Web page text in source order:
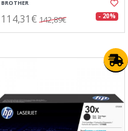
BROTHER
114,31€ 142,89€ - 20%